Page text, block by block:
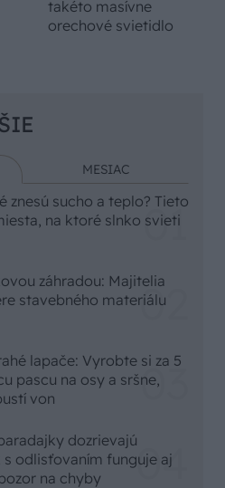
takéto masívne
orechové svietidlo
MESIAC
znesú sucho a teplo? Tieto
na ktoré slnko svieti
záhradou: Majitelia
stavebného materiálu
lapače: Vyrobte si za 5
pascu na osy a sršne,
von
dozrievajú
s odlisťovaním funguje aj
na chyby